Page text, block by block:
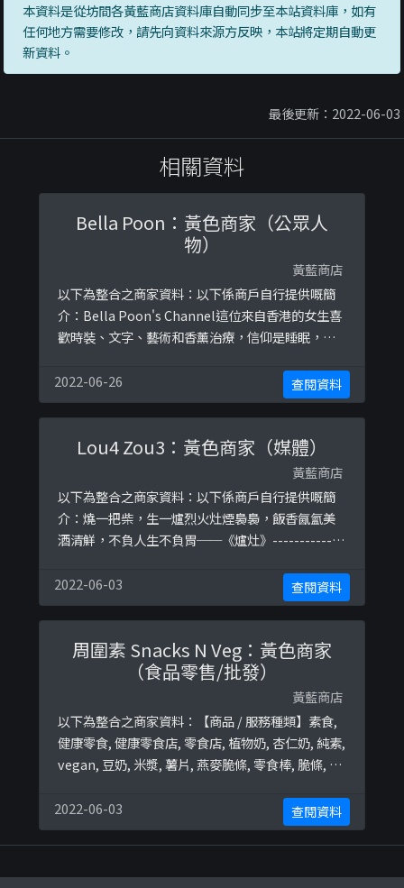
本資料是從坊間各黃藍商店資料庫自動同步至本站資料庫，如有
任何地方需要修改，請先向資料來源方反映，本站將定期自動更
新資料。
最後更新：2022-06-03
相關資料
Bella Poon：黃色商家（公眾人
物）
黃藍商店
以下為整合之商家資料：以下係商戶自行提供嘅簡
介：Bella Poon's Channel這位來自香港的女生喜
歡時裝、文字、藝術和香薰治療，信仰是睡眠，主
要快樂。Instagram: bellapoonFacebook: Bella
Poon 潘玲玲以下係相關證明貼文：
https://www.facebook.com/bellapoon0421 ...
2022-06-26 查閱資料
Lou4 Zou3：黃色商家（媒體）
黃藍商店
以下為整合之商家資料：以下係商戶自行提供嘅簡
介：燒一把柴，生一爐烈火灶煙裊裊，飯香氤氳美
酒清鮮，不負人生不負胃──《爐灶》-------------
份三分一時間在睡覺，三分一時間在工作，還有三
分一就是進食時間。我們深信人如其食不分男女，
每吃下一口食物，都在塑造出怎樣的一個你，一頓
飯吃甚麼？怎樣吃？都在洩露着選擇當下的 ...
2022-06-03 查閱資料
周圍素 Snacks N Veg：黃色商家
（食品零售/批發）
黃藍商店
以下為整合之商家資料：【商品 / 服務種類】素食,
健康零食, 健康零食​店, 零食​店, 植物奶, 杏仁奶, 純素,
vegan, 豆奶, 米漿, 薯片, 燕麥脆條, 零食棒, 脆條, 脆
態給出具體原因。
2022-06-03 查閱資料